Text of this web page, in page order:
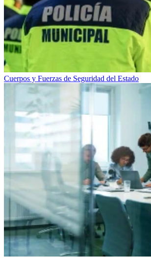
Cuerpos y Fuerzas de Seguridad del Estado